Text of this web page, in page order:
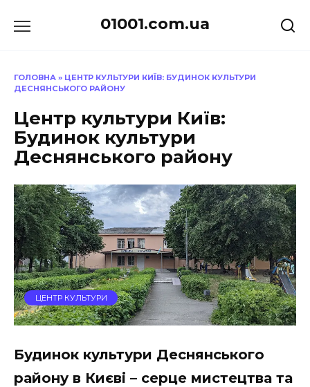
до
01001.com.ua
ГОЛОВНА » ЦЕНТР КУЛЬТУРИ КИЇВ: БУДИНОК КУЛЬТУРИ
ДЕСНЯНСЬКОГО РАЙОНУ
Центр культури Київ:
Будинок культури
Деснянського району
ЦЕНТР КУЛЬТУРИ
Будинок культури Деснянського
району в Києві – серце мистецтва та